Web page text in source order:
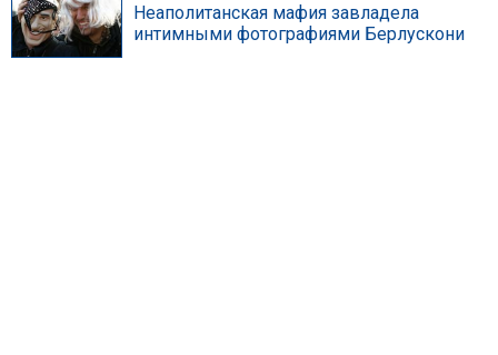
Неаполитанская мафия завладела
интимными фотографиями Берлускони